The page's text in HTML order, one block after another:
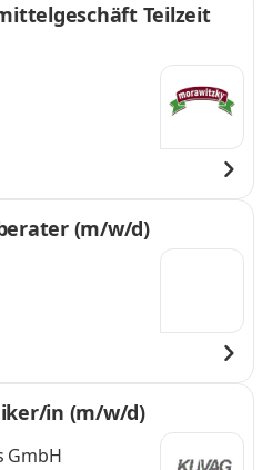
Teilzeit
(m/w/d)
in (m/w/d)
GmbH